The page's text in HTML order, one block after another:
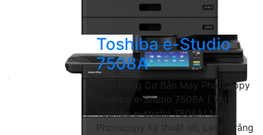
Toshiba e-Studio
7508A
Tính Năng Cơ Bản Máy Photocopy
Toshiba e-Studio 7508A ( Máy
Toshiba e-studio 7508A) Máy
Photocopy kỹ thuật số, Laser trắng